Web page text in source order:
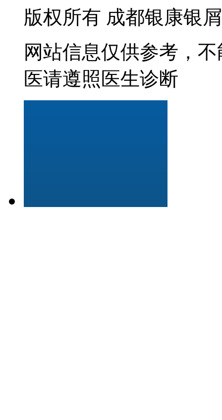
版权所有 成都银康银
网站信息仅供参考，
医请遵照医生诊断